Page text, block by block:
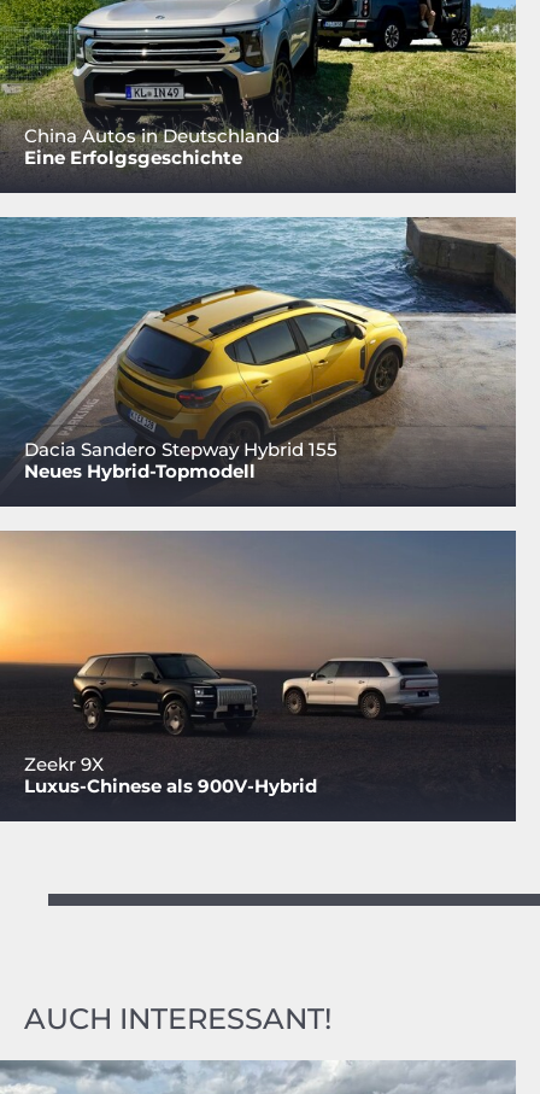
China Autos in Deutschland
Eine Erfolgsgeschichte
Dacia Sandero Stepway Hybrid 155
Neues Hybrid-Topmodell
Zeekr 9X
Luxus-Chinese als 900V-Hybrid
AUCH INTERESSANT!